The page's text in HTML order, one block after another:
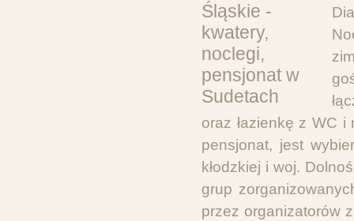
oraz łazienkę z WC i
pensjonat, jest
kłodzkiej i woj.
grup
przez organizatorów